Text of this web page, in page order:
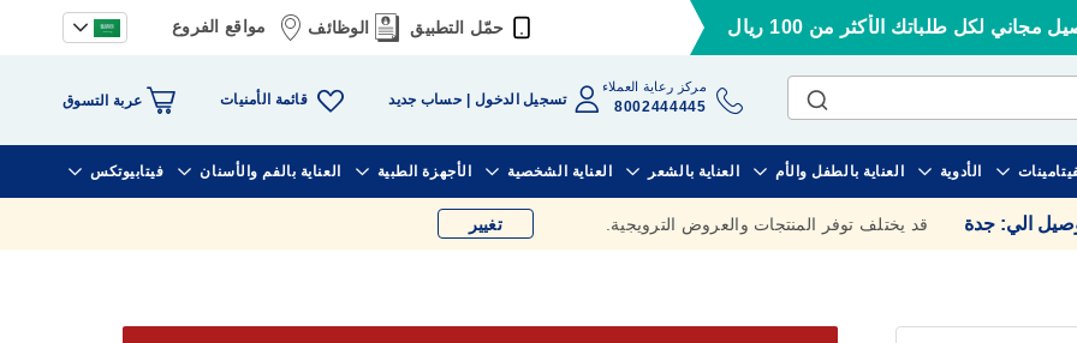
مجاني لكل طلباتك الأكثر من 100 ريال حمّل التطبيق الوظائف مواقع الفروع
مركز رعاية العملاء
8002444445 تسجيل الدخول حساب جديد قائمة الأمنيات عربة التسوق
الأدوية العناية بالطفل والأم العناية بالشعر العناية الشخصية الأجهزة الطبية العناية بالفم والأسنان فيتابيوتكس
الي: جدة قد يختلف توفر المنتجات والعروض الترويجية. تغيير